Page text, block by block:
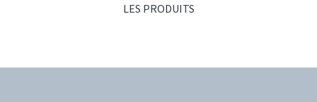
LES PRODUITS